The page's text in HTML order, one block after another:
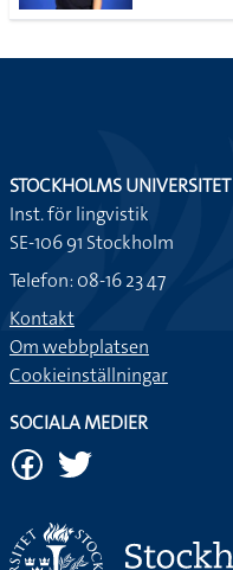
STOCKHOLMS UNIVERSITET
Inst. för lingvistik
SE-106 91 Stockholm
Telefon: 08-16 23 47
Kontakt
Om webbplatsen
Cookieinställningar
SOCIALA MEDIER